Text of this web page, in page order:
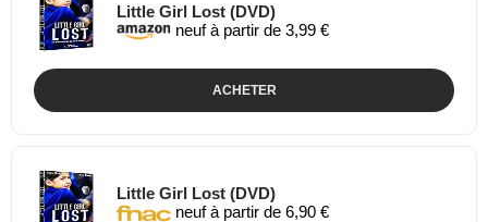
Little Girl Lost (DVD)
neuf à partir de 3,99 €
ACHETER
Little Girl Lost (DVD)
neuf à partir de 6,90 €